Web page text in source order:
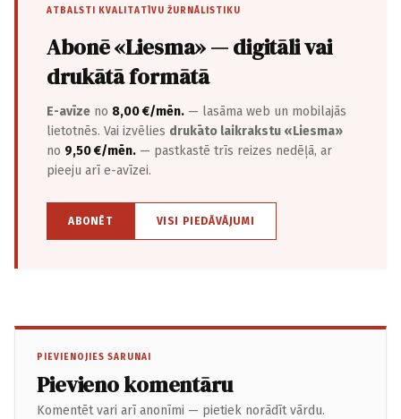
ATBALSTI KVALITATĪVU ŽURNĀLISTIKU
Abonē «Liesma» — digitāli vai
drukātā formātā
E-avīze no 8,00 €/mēn. — lasāma web un mobilajās
lietotnēs. Vai izvēlies drukāto laikrakstu «Liesma»
no 9,50 €/mēn. — pastkastē trīs reizes nedēļā, ar
pieeju arī e-avīzei.
ABONĒT VISI PIEDĀVĀJUMI
PIEVIENOJIES SARUNAI
Pievieno komentāru
Komentēt vari arī anonīmi — pietiek norādīt vārdu.